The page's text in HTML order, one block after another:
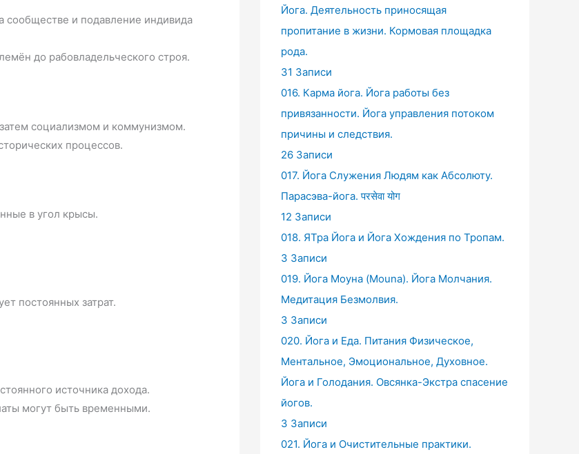
сообществе и подавление индивида
до рабовладельческого строя.
социализмом и коммунизмом.
процессов.
в угол крысы.
постоянных затрат.
источника дохода.
могут быть временными.
Йога. Деятельность приносящая
пропитание в жизни. Кормовая площадка
рода.
31 Записи
016. Карма йога. Йога работы без
привязанности. Йога управления потоком
причины и следствия.
26 Записи
017. Йога Служения Людям как Абсолюту.
Парасэва-йога. परसेवा योग
12 Записи
018. ЯТра Йога и Йога Хождения по Тропам.
3 Записи
019. Йога Моуна (Mouna). Йога Молчания.
Медитация Безмолвия.
3 Записи
020. Йога и Еда. Питания Физическое,
Ментальное, Эмоциональное, Духовное.
Йога и Голодания. Овсянка-Экстра спасение
йогов.
3 Записи
021. Йога и Очистительные практики.